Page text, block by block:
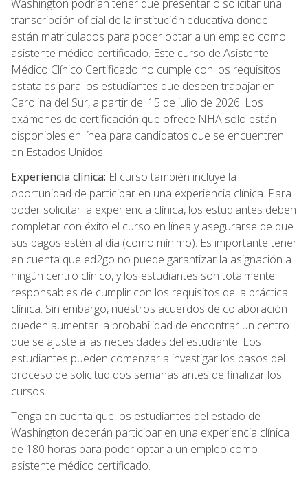
Washington podrían tener que presentar o solicitar una
transcripción oficial de la institución educativa donde
están matriculados para poder optar a un empleo como
asistente médico certificado. Este curso de Asistente
Médico Clínico Certificado no cumple con los requisitos
estatales para los estudiantes que deseen trabajar en
Carolina del Sur, a partir del 15 de julio de 2026. Los
exámenes de certificación que ofrece NHA solo están
disponibles en línea para candidatos que se encuentren
en Estados Unidos.
Experiencia clínica: El curso también incluye la
oportunidad de participar en una experiencia clínica. Para
poder solicitar la experiencia clínica, los estudiantes deben
completar con éxito el curso en línea y asegurarse de que
sus pagos estén al día (como mínimo). Es importante tener
en cuenta que ed2go no puede garantizar la asignación a
ningún centro clínico, y los estudiantes son totalmente
responsables de cumplir con los requisitos de la práctica
clínica. Sin embargo, nuestros acuerdos de colaboración
pueden aumentar la probabilidad de encontrar un centro
que se ajuste a las necesidades del estudiante. Los
estudiantes pueden comenzar a investigar los pasos del
proceso de solicitud dos semanas antes de finalizar los
cursos.
Tenga en cuenta que los estudiantes del estado de
Washington deberán participar en una experiencia clínica
de 180 horas para poder optar a un empleo como
asistente médico certificado.